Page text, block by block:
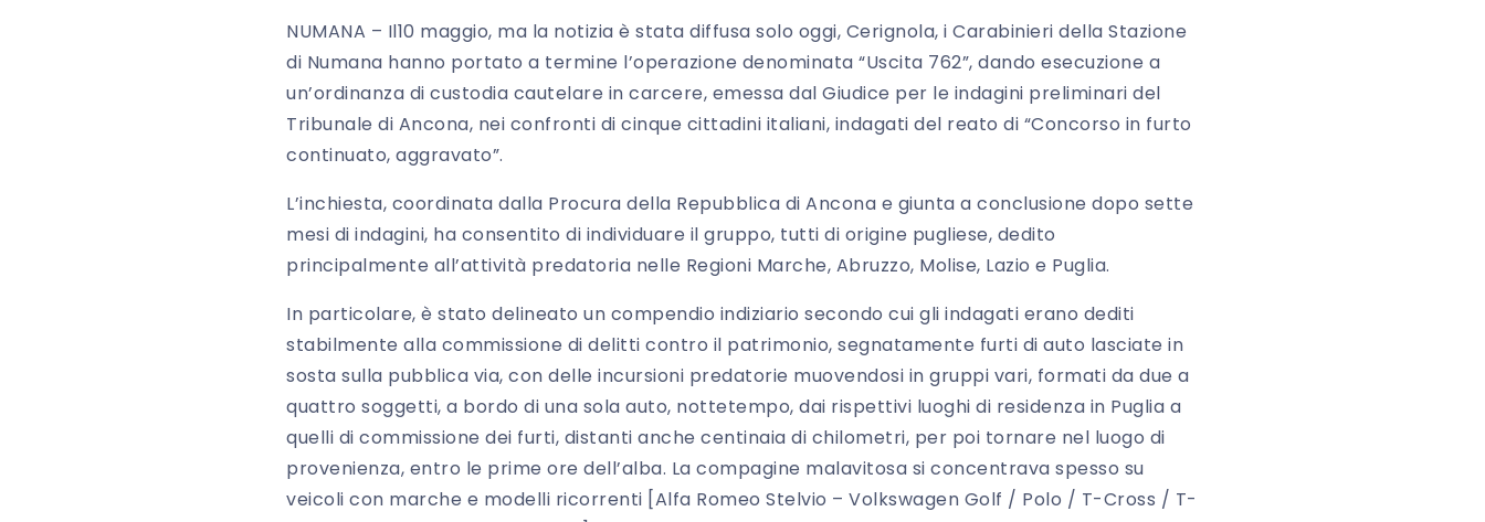
NUMANA – Il10 maggio, ma la notizia è stata diffusa solo oggi, Cerignola, i Carabinieri della Stazione
di Numana hanno portato a termine l’operazione denominata “Uscita 762”, dando esecuzione a
un’ordinanza di custodia cautelare in carcere, emessa dal Giudice per le indagini preliminari del
Tribunale di Ancona, nei confronti di cinque cittadini italiani, indagati del reato di “Concorso in furto
continuato, aggravato”.
L’inchiesta, coordinata dalla Procura della Repubblica di Ancona e giunta a conclusione dopo sette
mesi di indagini, ha consentito di individuare il gruppo, tutti di origine pugliese, dedito
principalmente all’attività predatoria nelle Regioni Marche, Abruzzo, Molise, Lazio e Puglia.
In particolare, è stato delineato un compendio indiziario secondo cui gli indagati erano dediti
stabilmente alla commissione di delitti contro il patrimonio, segnatamente furti di auto lasciate in
sosta sulla pubblica via, con delle incursioni predatorie muovendosi in gruppi vari, formati da due a
quattro soggetti, a bordo di una sola auto, nottetempo, dai rispettivi luoghi di residenza in Puglia a
quelli di commissione dei furti, distanti anche centinaia di chilometri, per poi tornare nel luogo di
provenienza, entro le prime ore dell’alba. La compagine malavitosa si concentrava spesso su
veicoli con marche e modelli ricorrenti [Alfa Romeo Stelvio – Volkswagen Golf / Polo / T-Cross / T-